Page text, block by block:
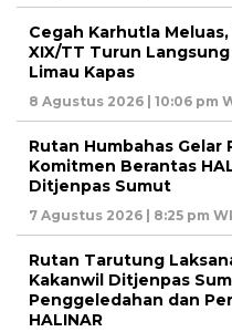
Cegah Karhutla
XIX/TT Turun
Limau Kapas
8 Agustus 2026 | 10:06 pm
Rutan Humbahas
Komitmen Berantas
Ditjenpas Sumut
7 Agustus 2026 | 8:25 pm
Rutan Tarutung
Kakanwil Ditjenpas
Penggeledahan dan
HALINAR